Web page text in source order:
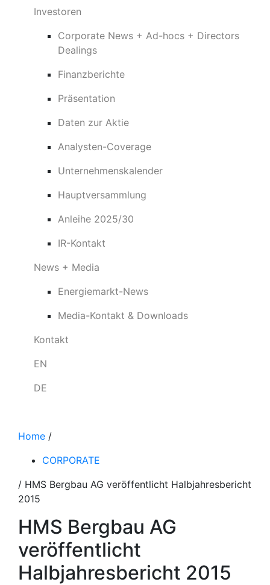
Investoren
Corporate News + Ad-hocs + Directors
Dealings
Finanzberichte
Präsentation
Daten zur Aktie
Analysten-Coverage
Unternehmenskalender
Hauptversammlung
Anleihe 2025/30
IR-Kontakt
News + Media
Energiemarkt-News
Media-Kontakt & Downloads
Kontakt
EN
DE
Home /
CORPORATE
/ HMS Bergbau AG veröffentlicht Halbjahresbericht
2015
HMS Bergbau AG
veröffentlicht
Halbjahresbericht 2015